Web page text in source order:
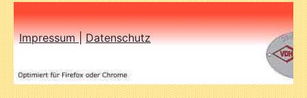
Impressum|Datenschutz